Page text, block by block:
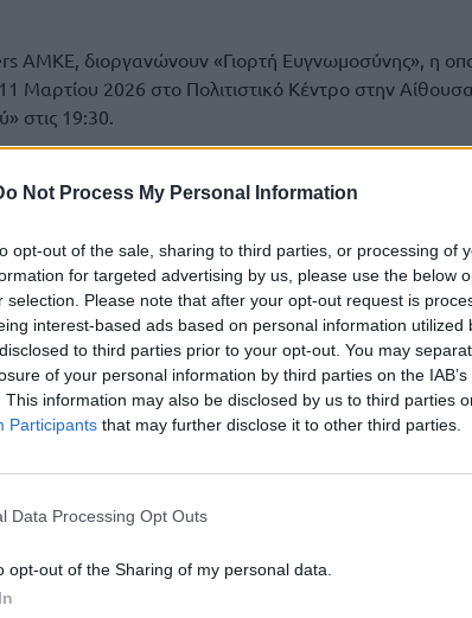
Not Process My Personal Information
opt-out of the sale, sharing to third parties, or processing of
for targeted advertising by us, please use the below
selection. Please note that after your opt-out request is
interest-based ads based on personal information utilized
to third parties prior to your opt-out. You may
of your personal information by third parties on the
This information may also be disclosed by us to third parties
Participants that may further disclose it to other third parties.
Data Processing Opt Outs
opt-out of the Sharing of my personal data.
ΑΜΚΕ, διοργανώνουν «Γιορτή Ευγνωμοσύνης», η
Μαρτίου 2026 στο Πολιτιστικό Κέντρο στην Αίθουσα
στις 19:30.
ένδειξη εκτίμησης για τη διαχρονική συνεργασία,
όλα αυτά τα χρόνια.
τι έχει επιτευχθεί έως σήμερα και οι στόχοι της
υλοποίησης για το έτος 2027-2028.
παρέχεται διερμηνεία στην Ελληνική Νοηματική
υποστήριξη της Περιφέρειας Κρήτης και του
Κρήτης.